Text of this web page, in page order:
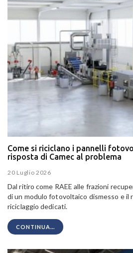
Come si riciclano i pannelli
risposta di Camec al problema
20 Luglio 2026
Dal ritiro come RAEE alle frazioni
di un modulo fotovoltaico dismesso e il
riciclaggio dedicati.
CONTINUA...